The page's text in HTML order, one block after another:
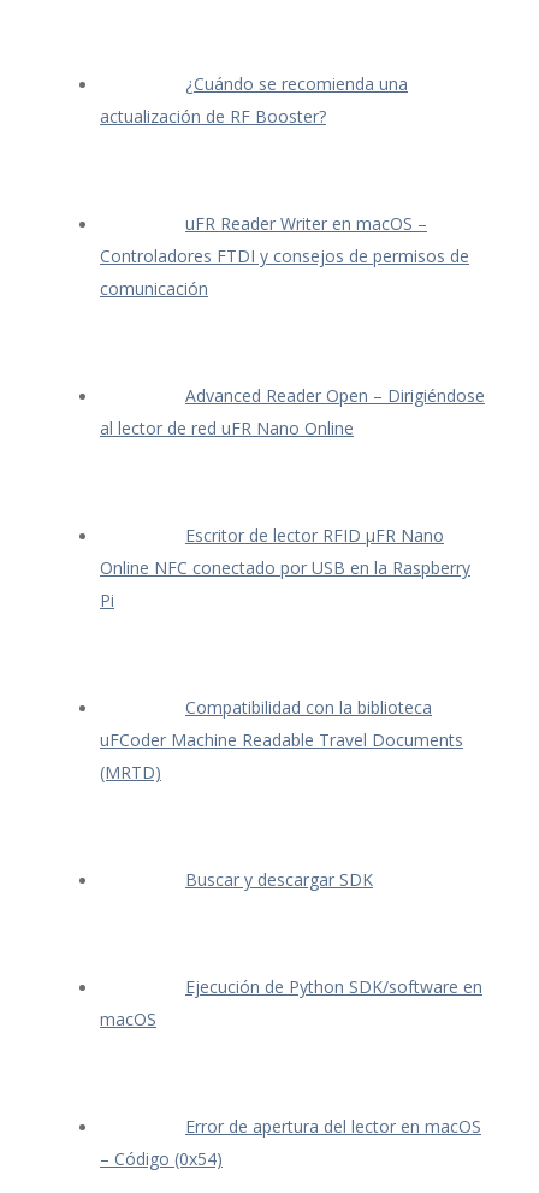
¿Cuándo se recomienda una
actualización de RF Booster?
uFR Reader Writer en macOS –
Controladores FTDI y consejos de permisos de
comunicación
Advanced Reader Open – Dirigiéndose
al lector de red uFR Nano Online
Escritor de lector RFID μFR Nano
Online NFC conectado por USB en la Raspberry
Pi
Compatibilidad con la biblioteca
uFCoder Machine Readable Travel Documents
(MRTD)
Buscar y descargar SDK
Ejecución de Python SDK/software en
macOS
Error de apertura del lector en macOS
– Código (0x54)